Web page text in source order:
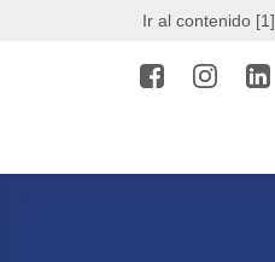
Ir al contenido [1]